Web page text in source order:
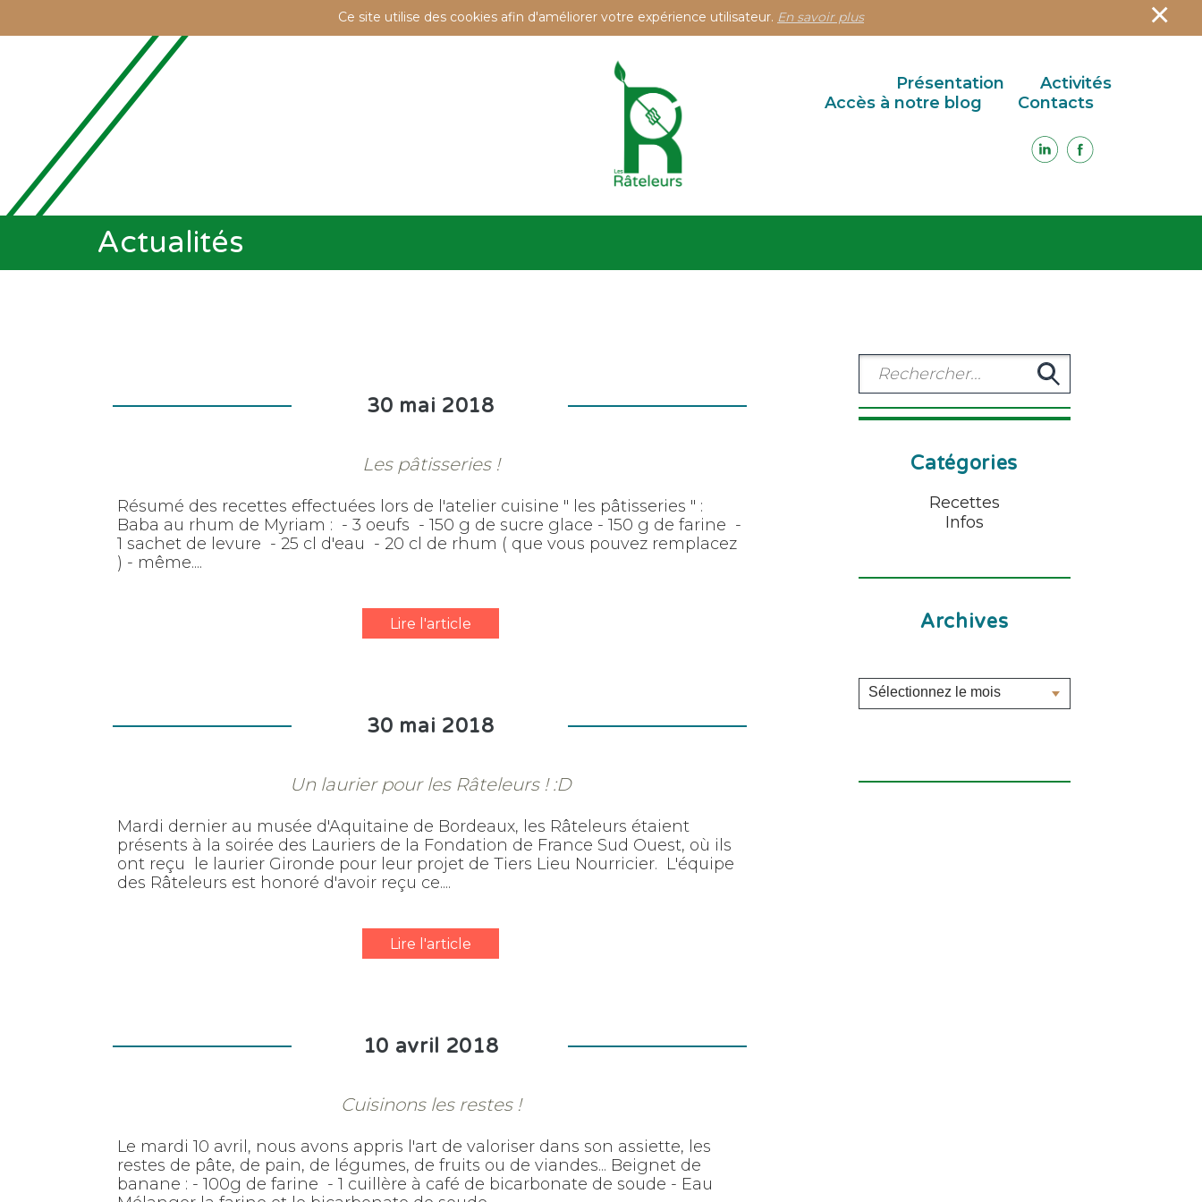
Ce site utilise des cookies afin d'améliorer votre expérience utilisateur. En savoir plus ×
Présentation
Activités
Accès à notre blog
Contacts
Actualités
30 mai 2018
Les pâtisseries !
Résumé des recettes effectuées lors de l'atelier cuisine " les pâtisseries " :
Baba au rhum de Myriam : - 3 oeufs - 150 g de sucre glace - 150 g de farine -
1 sachet de levure - 25 cl d'eau - 20 cl de rhum ( que vous pouvez remplacez
) - même....
Lire l'article
30 mai 2018
Un laurier pour les Râteleurs ! :D
Mardi dernier au musée d'Aquitaine de Bordeaux, les Râteleurs étaient
présents à la soirée des Lauriers de la Fondation de France Sud Ouest, où ils
ont reçu le laurier Gironde pour leur projet de Tiers Lieu Nourricier. L'équipe
des Râteleurs est honoré d'avoir reçu ce....
Lire l'article
10 avril 2018
Cuisinons les restes !
Le mardi 10 avril, nous avons appris l'art de valoriser dans son assiette, les
restes de pâte, de pain, de légumes, de fruits ou de viandes... Beignet de
banane : - 100g de farine - 1 cuillère à café de bicarbonate de soude - Eau
Catégories
Recettes
Infos
Archives